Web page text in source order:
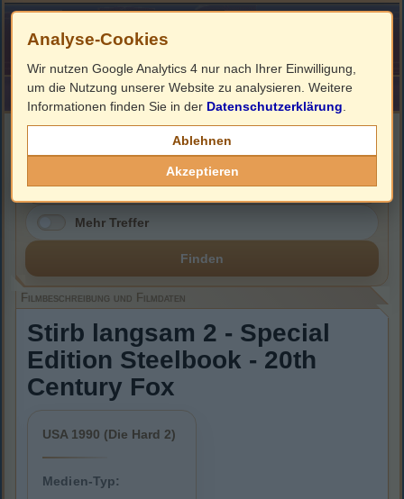
HOME ImpressumLinks
Filmbeschreibung, Cover & DVD Infos
Mehr Treffer
Finden
Filmbeschreibung und Filmdaten
Stirb langsam 2 - Special
Edition Steelbook - 20th
Century Fox
USA 1990 (Die Hard 2)
Medien-Typ:
Analyse-Cookies
Wir nutzen Google Analytics 4 nur nach Ihrer Einwilligung,
um die Nutzung unserer Website zu analysieren. Weitere
Informationen finden Sie in der Datenschutzerklärung
Ablehnen
Akzeptieren